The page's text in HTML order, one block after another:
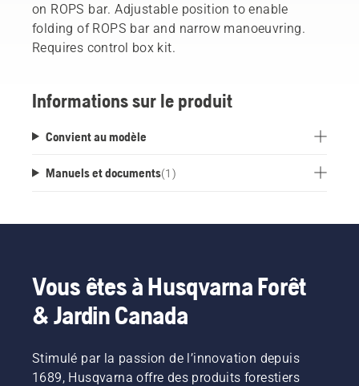
on ROPS bar. Adjustable position to enable
folding of ROPS bar and narrow manoeuvring.
Requires control box kit.
Informations sur le produit
Convient au modèle
Manuels et documents(1 )
Vous êtes à Husqvarna Forêt
& Jardin Canada
Stimulé par la passion de l’innovation depuis
1689, Husqvarna offre des produits forestiers